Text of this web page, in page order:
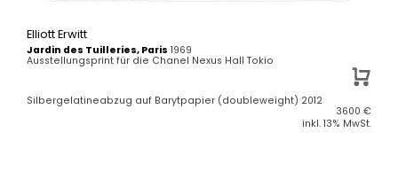
Elliott Erwitt
Jardin des Tuilleries, Paris 1969
Ausstellungsprint für die Chanel Nexus Hall Tokio
Silbergelatineabzug auf Barytpapier (doubleweight) 2012
3600 €
inkl. 13% MwSt.